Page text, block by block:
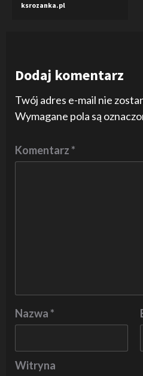
ksrozanka.pl
Dodaj komentarz
Twój adres e-mail nie
Wymagane pola są
Komentarz*
Nazwa*
Witryna